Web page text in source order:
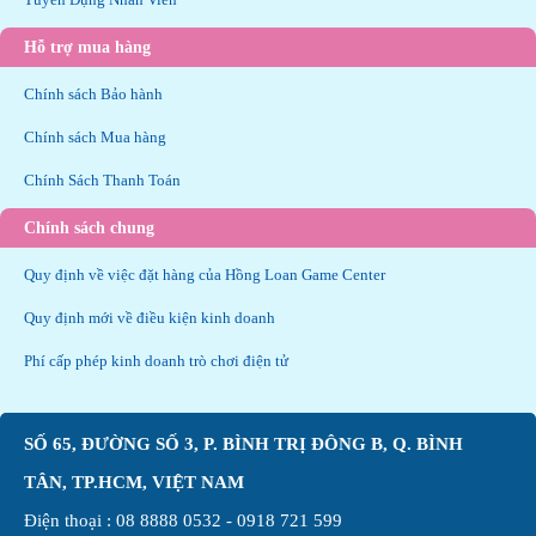
Hỗ trợ mua hàng
Chính sách Bảo hành
Chính sách Mua hàng
Chính Sách Thanh Toán
Chính sách chung
Quy định về việc đặt hàng của Hồng Loan Game Center
Quy định mới về điều kiện kinh doanh
Phí cấp phép kinh doanh trò chơi điện tử
SỐ 65, ĐƯỜNG SỐ 3, P. BÌNH TRỊ ĐÔNG B, Q. BÌNH
TÂN, TP.HCM, VIỆT NAM
Điện thoại : 08 8888 0532 - 0918 721 599